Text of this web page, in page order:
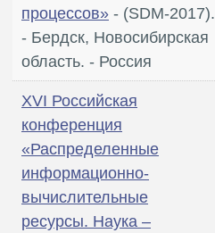
процессов» - (SDM-2017).
- Бердск, Новосибирская
область. - Россия
XVI Российская
конференция
«Распределенные
информационно-
вычислительные
ресурсы. Наука –